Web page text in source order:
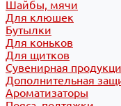
Шайбы, мячи
Для клюшек
Бутылки
Для коньков
Для щитков
Сувенирная
Дополнительная
Ароматизаторы